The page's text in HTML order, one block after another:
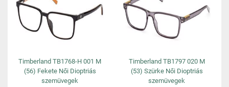
Timberland TB1768-H 001 M
(56) Fekete Női Dioptriás
szemüvegek
Timberland TB1797 020 M
(53) Szürke Női Dioptriás
szemüvegek